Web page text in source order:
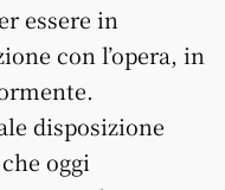
essere in
con l’opera, in
disposizione
oggi